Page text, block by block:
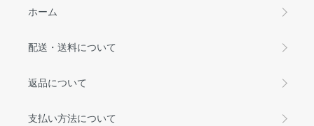
ホーム
配送・送料について
返品について
支払い方法について